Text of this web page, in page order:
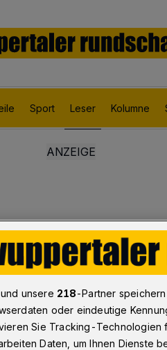
Sport Leser Kolumne
unsere 218-Partner
oder eindeutige
Sie Tracking-Technologien
Daten, um Ihnen Dienste